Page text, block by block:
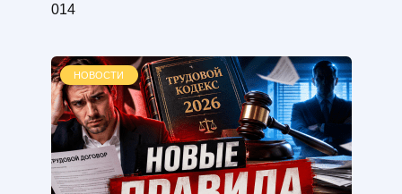
014
НОВОСТИ